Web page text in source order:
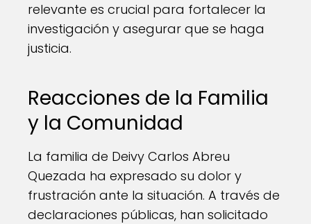
relevante es crucial para fortalecer la
investigación y asegurar que se haga
justicia.
Reacciones de la Familia
y la Comunidad
La familia de Deivy Carlos Abreu
Quezada ha expresado su dolor y
frustración ante la situación. A través de
declaraciones públicas, han solicitado